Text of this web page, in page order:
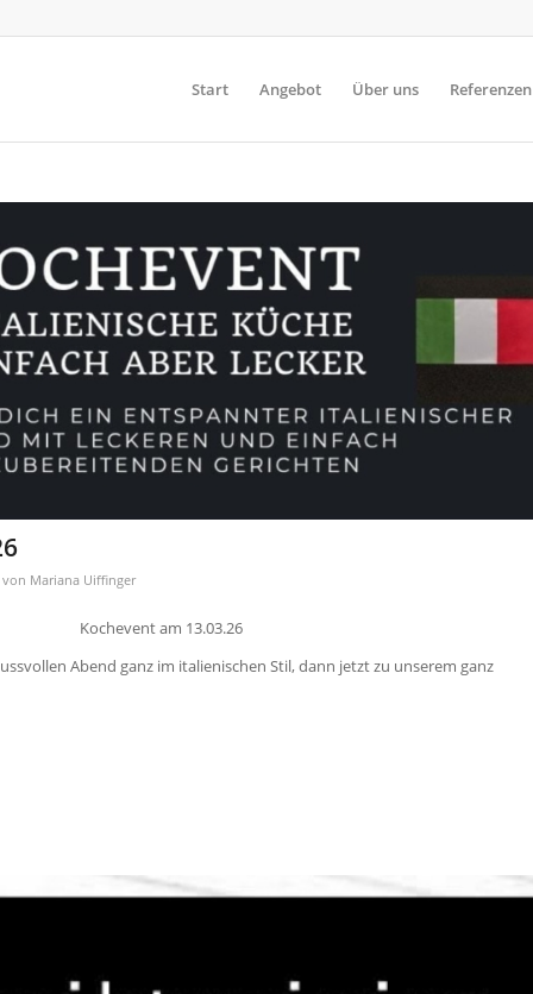
Start Angebot Über uns Referenzen
von Mariana Uiffinger
Kochevent am 13.03.26
Abend ganz im italienischen Stil, dann jetzt zu unserem ganz